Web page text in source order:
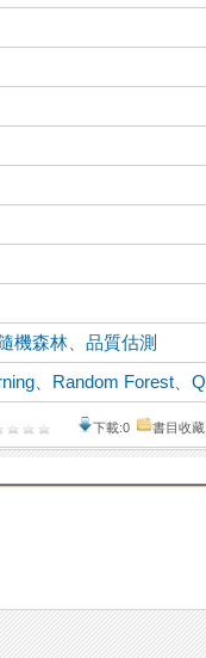
隨機森林 、品質估測
Random Forest 、
下載:0 書目收